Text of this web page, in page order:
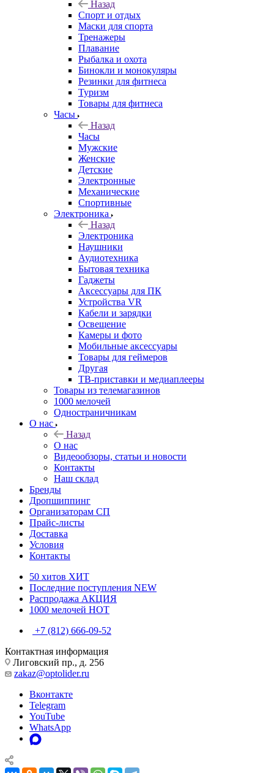
Назад
Спорт и отдых
Маски для спорта
Тренажеры
Плавание
Рыбалка и охота
Бинокли и монокуляры
Резинки для фитнеса
Туризм
Товары для фитнеса
Часы
Назад
Часы
Мужские
Женские
Детские
Электронные
Механические
Спортивные
Электроника
Назад
Электроника
Наушники
Аудиотехника
Бытовая техника
Гаджеты
Аксессуары для ПК
Устройства VR
Кабели и зарядки
Освещение
Камеры и фото
Мобильные аксессуары
Товары для геймеров
Другая
ТВ-приставки и медиаплееры
Товары из телемагазинов
1000 мелочей
Одностраничникам
О нас
Назад
О нас
Видеообзоры, статьи и новости
Контакты
Наш склад
Бренды
Дропшиппинг
Организаторам СП
Прайс-листы
Доставка
Условия
Контакты
50 хитов ХИТ
Последние поступления NEW
Распродажа АКЦИЯ
1000 мелочей HOT
+7 (812) 666-09-52
Контактная информация
Лиговский пр., д. 256
zakaz@optolider.ru
Вконтакте
Telegram
YouTube
WhatsApp